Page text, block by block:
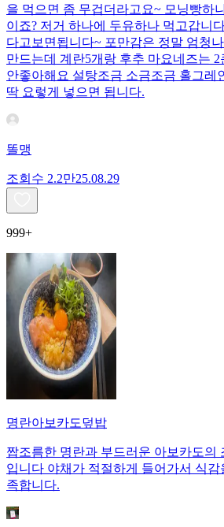
을 먹으면 좀 무겁더라고요~ 모닝빵하
이죠? 저거 하나에 두유하나 먹고갑니
다고보면됩니다~ 포만감은 정말 엄청
만드는데 계란5개랑 후추 마요네즈는
안좋아해요 설탕조금 소금조금 홀그레
딱 요렇게 넣으면 됩니다.
똘맹
조회수 2.2만25.08.29
999+
명란아보카도덮밥
짭조름한 명란과 부드러운 아보카도의
입니다 야채가 적절하게 들어가서 식
족합니다.